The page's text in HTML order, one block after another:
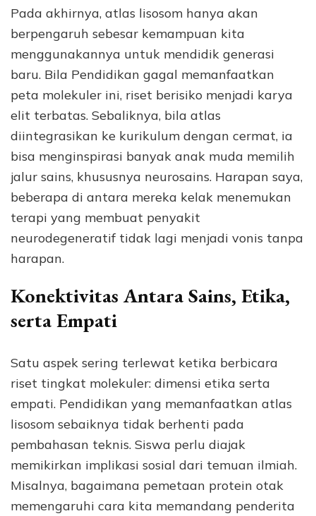
Pada akhirnya, atlas lisosom hanya akan
berpengaruh sebesar kemampuan kita
menggunakannya untuk mendidik generasi
baru. Bila Pendidikan gagal memanfaatkan
peta molekuler ini, riset berisiko menjadi karya
elit terbatas. Sebaliknya, bila atlas
diintegrasikan ke kurikulum dengan cermat, ia
bisa menginspirasi banyak anak muda memilih
jalur sains, khususnya neurosains. Harapan saya,
beberapa di antara mereka kelak menemukan
terapi yang membuat penyakit
neurodegeneratif tidak lagi menjadi vonis tanpa
harapan.
Konektivitas Antara Sains, Etika,
serta Empati
Satu aspek sering terlewat ketika berbicara
riset tingkat molekuler: dimensi etika serta
empati. Pendidikan yang memanfaatkan atlas
lisosom sebaiknya tidak berhenti pada
pembahasan teknis. Siswa perlu diajak
memikirkan implikasi sosial dari temuan ilmiah.
Misalnya, bagaimana pemetaan protein otak
memengaruhi cara kita memandang penderita